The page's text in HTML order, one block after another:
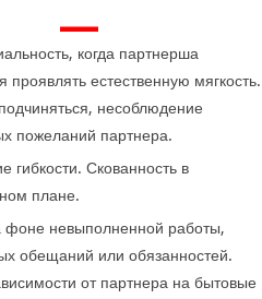
—
когда партнерша
проявлять естественную мягкость.
несоблюдение
пожеланий партнера.
гибкости. Скованность в
плане.
фоне невыполненной работы,
обещаний или обязанностей.
от партнера на бытовые